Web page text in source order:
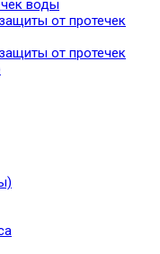
воды
от протечек
от протечек